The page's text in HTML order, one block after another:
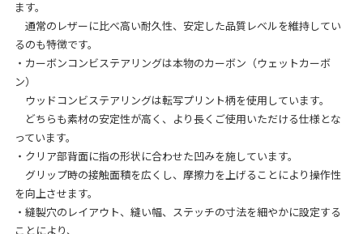
ます。
通常のレザーに比べ高い耐久性、安定した品質レベルを維持してい
るのも特徴です。
・カーボンコンビステアリングは本物のカーボン（ウェットカーボ
ン）
ウッドコンビステアリングは転写プリント柄を使用しています。
どちらも素材の安定性が高く、より長くご使用いただける仕様とな
っています。
・クリア部背面に指の形状に合わせた凹みを施しています。
グリップ時の接触面積を広くし、摩擦力を上げることにより操作性
を向上させます。
・縫製穴のレイアウト、縫い幅、ステッチの寸法を細やかに設定する
ことにより、